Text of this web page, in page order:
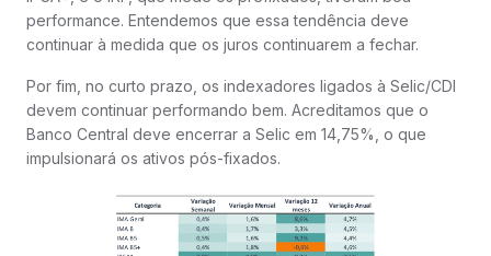
performance. Entendemos que essa tendência deve
continuar à medida que os juros continuarem a fechar.
Por fim, no curto prazo, os indexadores ligados à Selic/CDI
devem continuar performando bem. Acreditamos que o
Banco Central deve encerrar a Selic em 14,75%, o que
impulsionará os ativos pós-fixados.